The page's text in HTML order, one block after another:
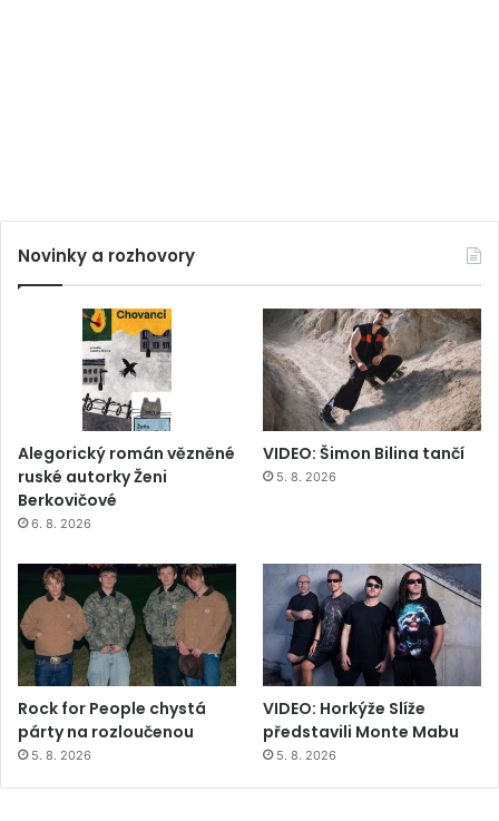
Novinky a rozhovory
Alegorický román vězněné
ruské autorky Ženi
Berkovičové
6. 8. 2026
VIDEO: Šimon Bilina tančí
5. 8. 2026
Rock for People chystá
párty na rozloučenou
5. 8. 2026
VIDEO: Horkýže Slíže
představili Monte Mabu
5. 8. 2026